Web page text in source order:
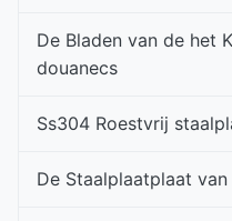
De Bladen van de het
douanecs
Ss304 Roestvrij
De Staalplaatplaat